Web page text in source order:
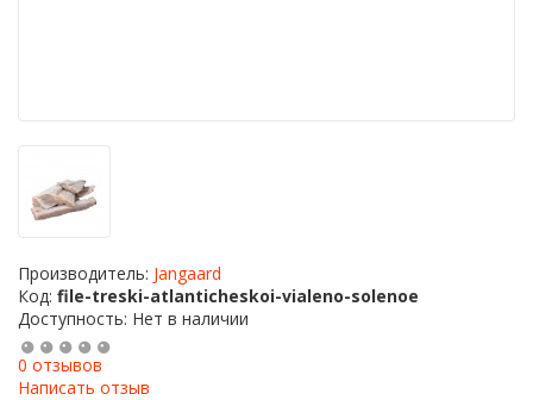
Производитель: Jangaard
Код: file-treski-atlanticheskoi-vialeno-solenoe
Доступность: Нет в наличии
0 отзывов
Написать отзыв